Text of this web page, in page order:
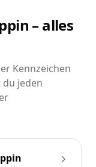
– alles
Kennzeichen
jeden